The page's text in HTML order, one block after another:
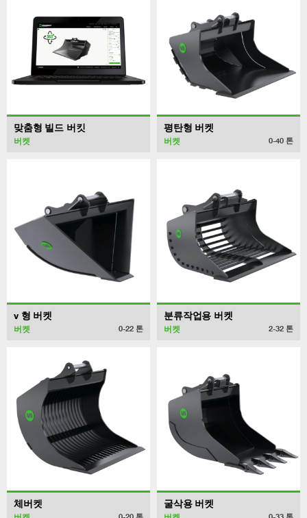
맞춤형 빌드 버킷
버켓
평탄형 버켓
버켓 0-40 톤
v 형 버켓
버켓 0-22 톤
분류작업용 버켓
버켓 2-32 톤
체버켓 굴삭용 버켓